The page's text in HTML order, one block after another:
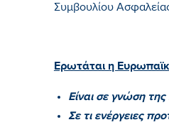
Συμβουλίου
Ερωτάται η
Είναι σε γνώση
Σε τι ενέργειες